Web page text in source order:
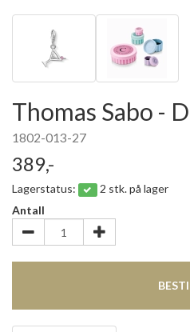
Thomas Sabo -
1802-013-27
389,-
Lagerstatus:
2 stk. på lager
Antall